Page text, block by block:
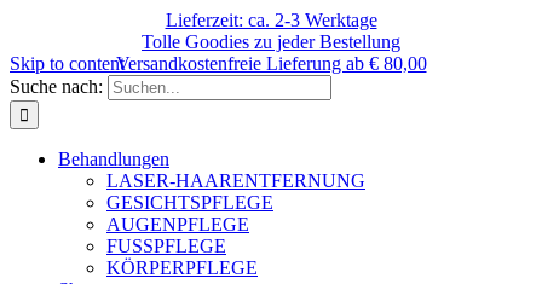
Lieferzeit: ca. 2-3 Werktage
Tolle Goodies zu jeder Bestellung
Versandkostenfreie Lieferung ab € 80,00
Skip to content
Suche nach:
Behandlungen
LASER-HAARENTFERNUNG
GESICHTSPFLEGE
AUGENPFLEGE
FUSSPFLEGE
KÖRPERPFLEGE